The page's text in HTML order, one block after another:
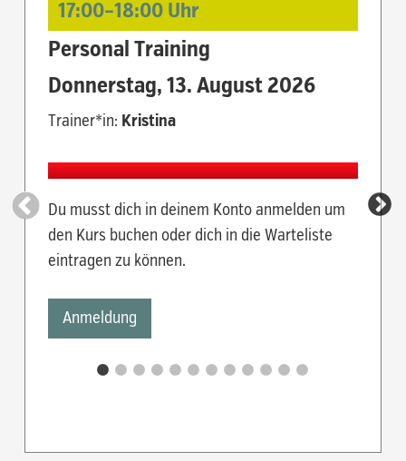
17:00–18:00 Uhr
Personal Training
Donnerstag, 13. August 2026
Trainer*in: Kristina
Du musst dich in deinem Konto anmelden um
den Kurs buchen oder dich in die Warteliste
eintragen zu können.
Anmeldung
Du